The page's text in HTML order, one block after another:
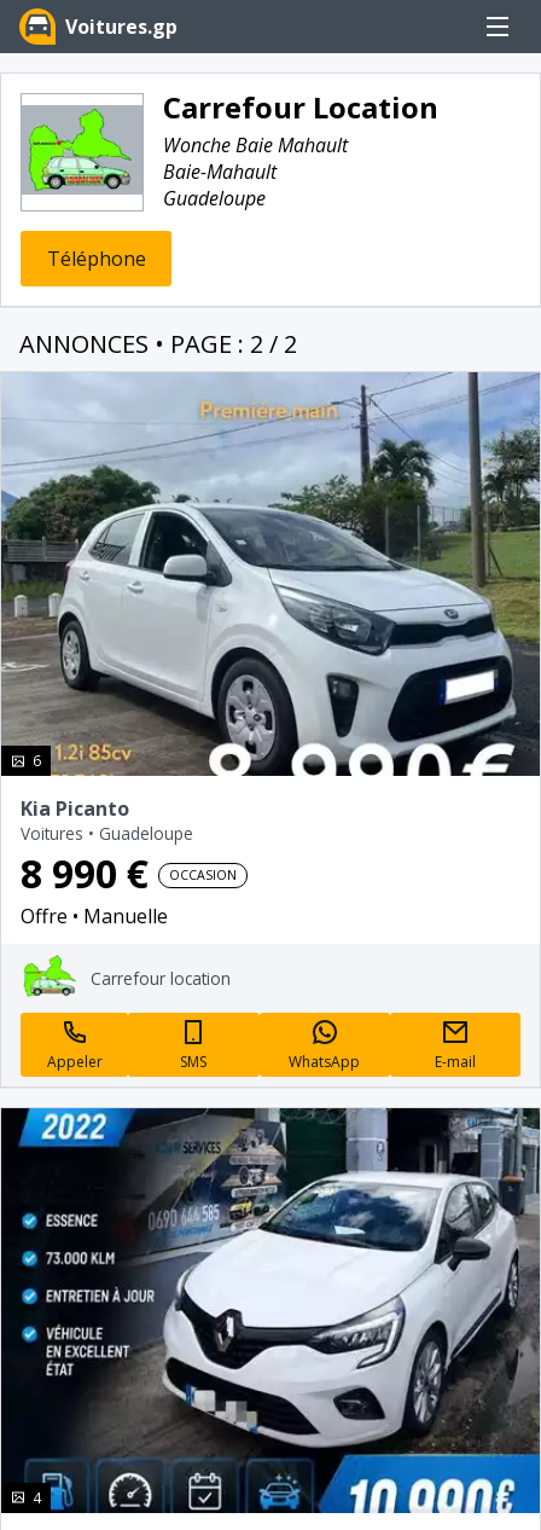
Voitures.gp Menu
Carrefour Location
Wonche Baie Mahault
Baie-Mahault
Guadeloupe
Téléphone
ANNONCES • PAGE : 2 / 2
6photo(s)
Kia Picanto
Voitures • Guadeloupe
8 990 € OCCASION
Offre Manuelle
Carrefour location
Appeler SMS WhatsApp E-mail
4photo(s)